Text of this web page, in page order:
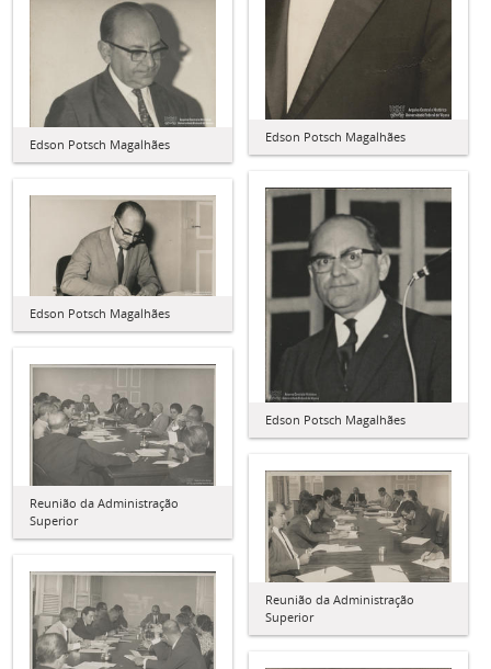
Edson Potsch Magalhães
Edson Potsch Magalhães
Edson Potsch Magalhães
Edson Potsch Magalhães
Reunião da Administração
Superior
Reunião da Administração
Superior